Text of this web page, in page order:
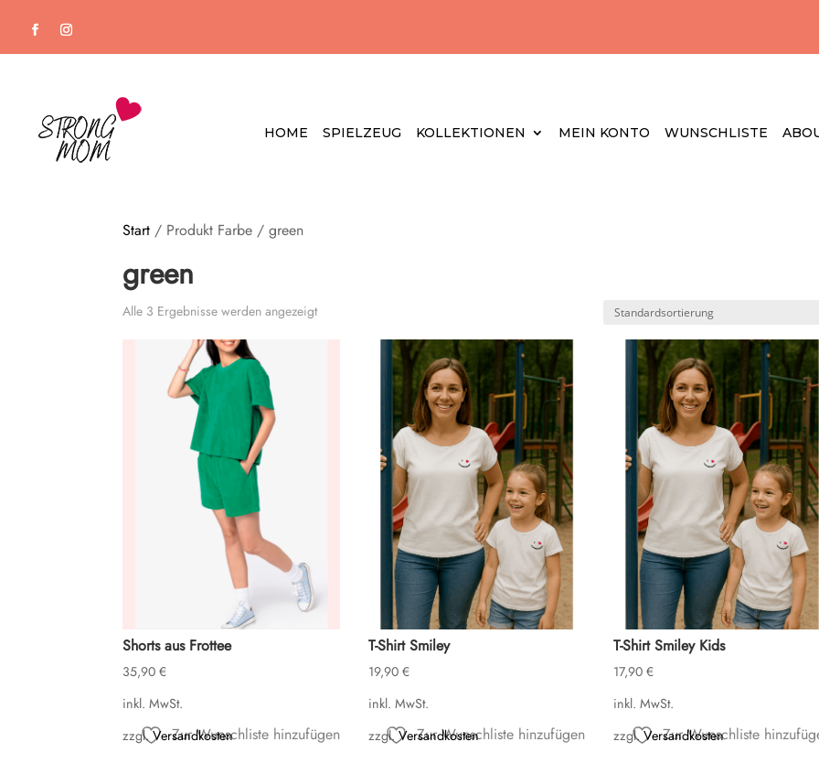
HOME SPIELZEUG KOLLEKTIONEN MEIN KONTO WUNSCHLISTE
Start / Produkt Farbe / green
green
Alle 3 Ergebnisse werden angezeigt
Shorts aus Frottee
35,90€
inkl. MwSt.
zzgl.Versandkosten
Zur Wunschliste hinzufügen
T-Shirt Smiley
19,90 €
inkl. MwSt.
zzgl.Versandkosten
Zur Wunschliste hinzufügen
T-Shirt Smiley Kids
17,90€
inkl. MwSt.
zzgl.Versandkosten
Zur Wunschliste